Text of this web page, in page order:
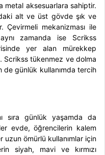
metal aksesuarlara sahiptir.
alt ve üst gövde şık ve
Çevirmeli mekanizması ile
aynı zamanda ise Scrikss
yer alan mürekkep
Scrikss tükenmez ve dolma
günlük kullanımda tercih
sıra günlük yaşamda da
evde, öğrencilerin kalem
uzun ömürlü kullanımlar için
siyah, mavi ve kırmızı